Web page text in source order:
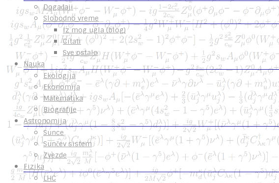
Događaji
Slobodno vreme
Iz mog ugla (blog)
Citati
Sve ostalo
Nauka
Ekologija
Ekonomija
Matematika
Biografije
Astronomija
Sunce
Sunčev sistem
Zvezde
Fizika
LHC